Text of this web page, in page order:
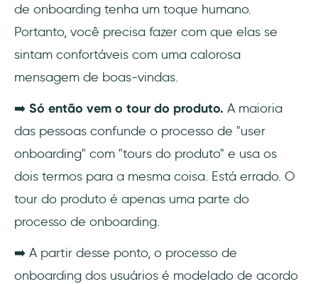
de onboarding tenha um toque humano.
Portanto, você precisa fazer com que elas se
sintam confortáveis com uma calorosa
mensagem de boas-vindas.
➡️ Só então vem o tour do produto. A maioria
das pessoas confunde o processo de "user
onboarding" com "tours do produto" e usa os
dois termos para a mesma coisa. Está errado. O
tour do produto é apenas uma parte do
processo de onboarding.
➡️ A partir desse ponto, o processo de
onboarding dos usuários é modelado de acordo